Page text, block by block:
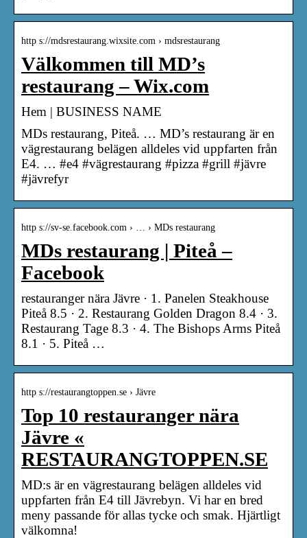
http s://mdsrestaurang.wixsite.com › mdsrestaurang
Välkommen till MD’s
restaurang – Wix.com
Hem | BUSINESS NAME
MDs restaurang, Piteå. … MD’s restaurang är en
vägrestaurang belägen alldeles vid uppfarten från
E4. … #e4 #vägrestaurang #pizza #grill #jävre
#jävrefyr
http s://sv-se.facebook.com › … › MDs restaurang
MDs restaurang | Piteå –
Facebook
restauranger nära Jävre · 1. Panelen Steakhouse
Piteå 8.5 · 2. Restaurang Golden Dragon 8.4 · 3.
Restaurang Tage 8.3 · 4. The Bishops Arms Piteå
8.1 · 5. Piteå …
http s://restaurangtoppen.se › Jävre
Top 10 restauranger nära
Jävre «
RESTAURANGTOPPEN.SE
MD:s är en vägrestaurang belägen alldeles vid
uppfarten från E4 till Jävrebyn. Vi har en bred
meny passande för allas tycke och smak. Hjärtligt
välkomna!